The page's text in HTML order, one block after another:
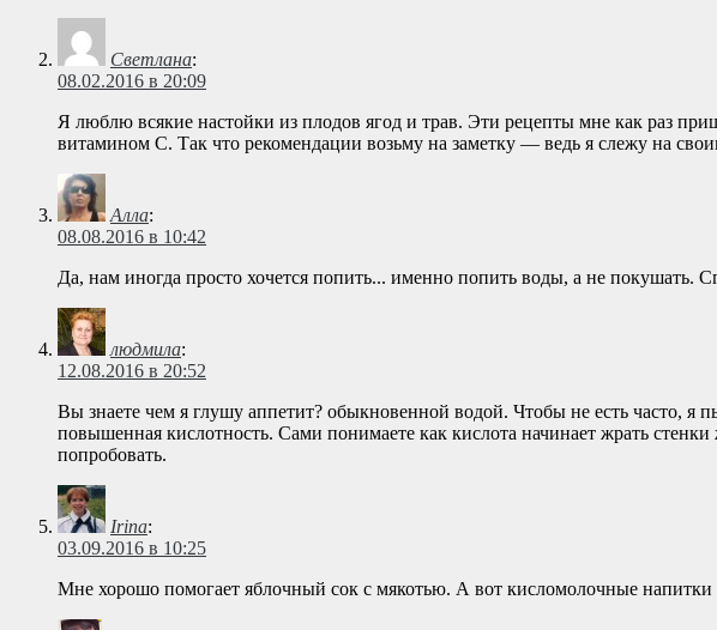
Светлана:
08.02.2016 в 20:09
Я люблю всякие настойки из плодов ягод и трав. Эти рецепты мне как раз
витамином С. Так что рекомендации возьму на заметку — ведь я слежу на
Алла:
08.08.2016 в 10:42
Да, нам иногда просто хочется попить... именно попить воды, а не покушать.
людмила:
12.08.2016 в 20:52
Вы знаете чем я глушу аппетит? обыкновенной водой. Чтобы не есть часто, я
повышенная кислотность. Сами понимаете как кислота начинает жрать
попробовать.
Irina:
03.09.2016 в 10:25
Мне хорошо помогает яблочный сок с мякотью. А вот кисломолочные напитки